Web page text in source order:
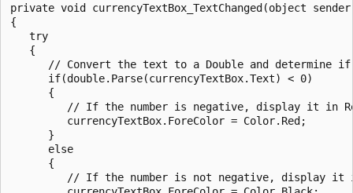
private void currencyTextBox_TextChanged(object
{
   try
   {
// Convert the text to a Double and determine
      if(double.Parse(currencyTextBox.Text) < 0)
      {
// If the number is negative, display it in
         currencyTextBox.ForeColor = Color.Red;
      }
      else
      {
// If the number is not negative, display it